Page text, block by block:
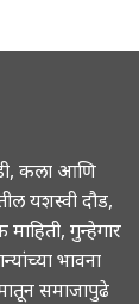
कला आणि
यशस्वी दौड,
गुन्हेगार
भावना
समाजापुढे